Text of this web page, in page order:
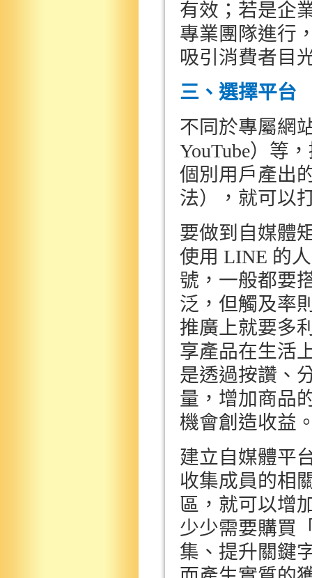
有效；若是企
專業團隊進行
吸引消費者目
三、選擇平台
不同於專屬網
YouTube）等
個別用戶產出
法），就可以
要做到自媒體
使用 LINE 的
號，一般都要
泛，但觸及率
推廣上就要多
享產品在生活
是透過按讚、
量，增加商品
機會創造收益
建立自媒體平
收集成員的相
區，就可以增
少少需要購買
集、提升關鍵